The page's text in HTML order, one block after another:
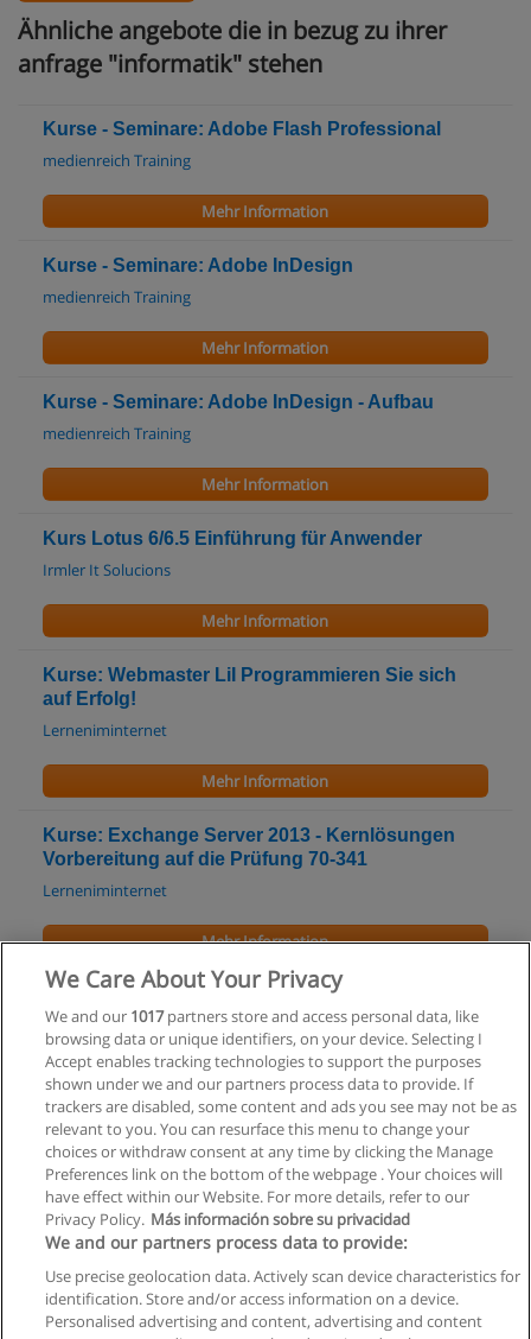
Ähnliche angebote die in bezug zu ihrer
anfrage "informatik" stehen
Kurse - Seminare: Adobe Flash Professional
medienreich Training
Mehr Information
Kurse - Seminare: Adobe InDesign
medienreich Training
Mehr Information
Kurse - Seminare: Adobe InDesign - Aufbau
medienreich Training
Mehr Information
Kurs Lotus 6/6.5 Einführung für Anwender
Irmler It Solucions
Mehr Information
Kurse: Webmaster LiI Programmieren Sie sich
auf Erfolg!
Lerneniminternet
Mehr Information
Kurse: Exchange Server 2013 - Kernlösungen
Vorbereitung auf die Prüfung 70-341
Lerneniminternet
Mehr Information
Kurse: Vorbereitung auf die Prüfung zum MCSE
Messaging (Exchange Server)
Lerneniminternet
Mehr Information
Allgemeinen geschäftsbedingungen
Datenschutzpolitik
In Verbindung setzen mit Educaedu
We Care About Your Privacy
We and our 1017partners store and access personal data, like
browsing data or unique identifiers, on your device. Selecting I
Accept enables tracking technologies to support the purposes
shown under we and our partners process data to provide. If
trackers are disabled, some content and ads you see may not be as
relevant to you. You can resurface this menu to change your
choices or withdraw consent at any time by clicking the Manage
Preferences link on the bottom of the webpage . Your choices will
have effect within our Website. For more details, refer to our
Privacy Policy. Más información sobre su privacidad
We and our partners process data to provide:
Use precise geolocation data. Actively scan device characteristics for
identification. Store and/or access information on a device.
Personalised advertising and content, advertising and content